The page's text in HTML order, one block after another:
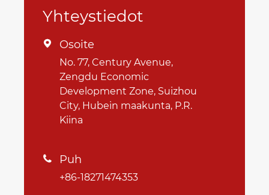
Yhteystiedot
 Osoite
No. 77, Century Avenue,
Zengdu Economic
Development Zone, Suizhou
City, Hubein maakunta, P.R.
Kiina
 Puh
+86-18271474353